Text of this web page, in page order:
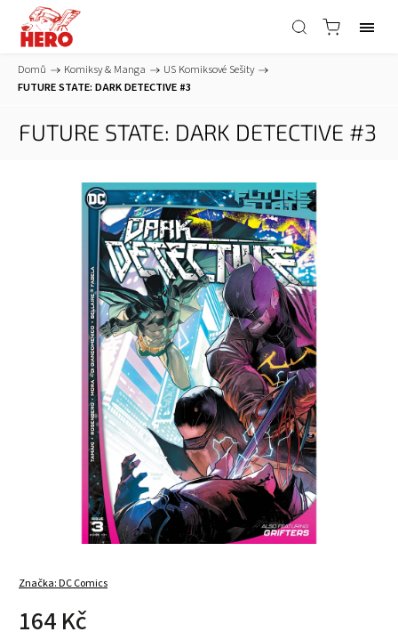
Domů / Komiksy & Manga / US Komiksové Sešity /
FUTURE STATE: DARK DETECTIVE #3
FUTURE STATE: DARK DETECTIVE #3
Značka:DC Comics
164 Kč